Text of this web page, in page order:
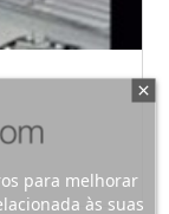
para melhorar
às suas